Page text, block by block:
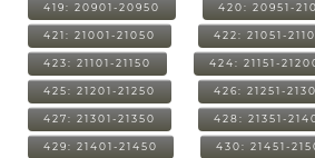
419: 20901-20950 420: 20951-
421: 21001-21050 422: 21051-
423: 21101-21150 424: 21151-
425: 21201-21250 426: 21251-
427: 21301-21350 428: 21351-
429: 21401-21450 430: 21451-